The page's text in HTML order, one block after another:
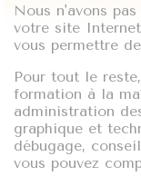
Nous n'avons
votre site
vous permettre
Pour tout le
formation à la
administration
graphique et
débugage,
vous pouvez